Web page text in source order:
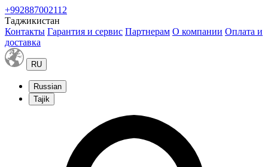
+992887002112
Таджикистан
Контакты Гарантия и сервис Партнерам О компании Оплата и
доставка
RU
Russian
Tajik